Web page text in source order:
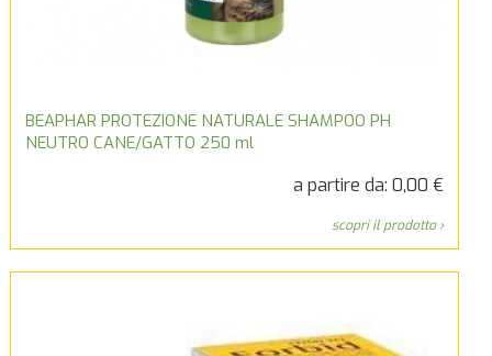
BEAPHAR PROTEZIONE NATURALE SHAMPOO PH
NEUTRO CANE/GATTO 250 ml
a partire da: 0,00 €
scopri il prodotto ›